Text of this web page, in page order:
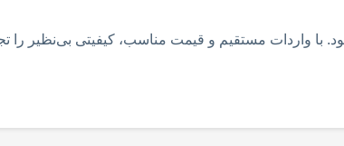
واردات مستقیم و قیمت مناسب، کیفیتی بی‌نظیر را